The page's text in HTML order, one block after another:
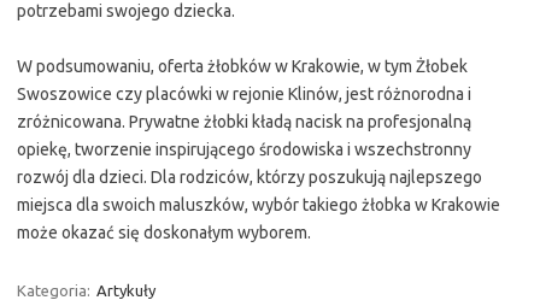
potrzebami swojego dziecka.
W podsumowaniu, oferta żłobków w Krakowie, w tym Żłobek
Swoszowice czy placówki w rejonie Klinów, jest różnorodna i
zróżnicowana. Prywatne żłobki kładą nacisk na profesjonalną
opiekę, tworzenie inspirującego środowiska i wszechstronny
rozwój dla dzieci. Dla rodziców, którzy poszukują najlepszego
miejsca dla swoich maluszków, wybór takiego żłobka w Krakowie
może okazać się doskonałym wyborem.
Kategoria: Artykuły